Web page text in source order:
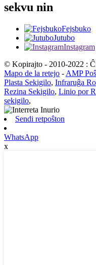
sekvu nin
Fejsbuko
Jutubo
Instagram
© Kopirajto - 2010-2022 :
Mapo de la retejo - AMP
Plasta Sekigilo, Infraruĝa
Rezina Sekigilo, Linio por
sekigilo,
Sendi retpoŝton
WhatsApp
x